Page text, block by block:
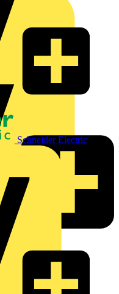
Schneider Electric